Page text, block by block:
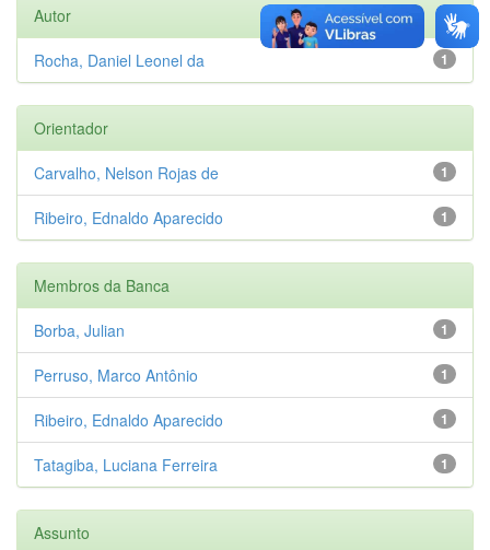
Autor
1
Rocha, Daniel Leonel da
Orientador
1
Carvalho, Nelson Rojas de
1
Ribeiro, Ednaldo Aparecido
Membros da Banca
1
Borba, Julian
1
Perruso, Marco Antônio
1
Ribeiro, Ednaldo Aparecido
1
Tatagiba, Luciana Ferreira
Assunto